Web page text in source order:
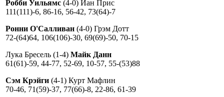
Робби Уильямс (4-0) Иан Прис
111(111)-6, 86-16, 56-42, 73(64)-7
Ронни О'Салливан (4-0) Грэм Дотт
72-(64)64, 106(106)-30, 69(69)-50, 70-15
Лука Бресель (1-4) Майк Данн
61(61)-59, 44-77, 52-69, 10-57, 55-(53)88
Сэм Крэйги (4-1) Курт Мафлин
70-46, 71(59)-37, 77(66)-8, 22-86, 61-39